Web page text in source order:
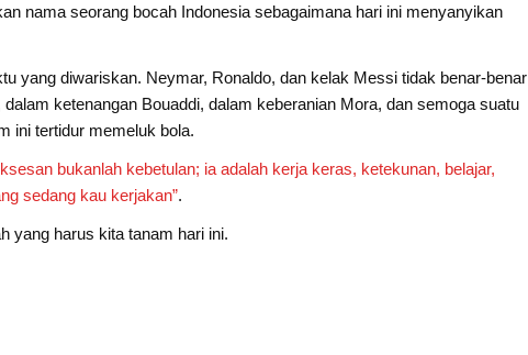
nama seorang bocah Indonesia sebagaimana hari ini menyanyikan
yang diwariskan. Neymar, Ronaldo, dan kelak Messi tidak benar-benar
ketenangan Bouaddi, dalam keberanian Mora, dan semoga suatu
ini tertidur memeluk bola.
bukanlah kebetulan; ia adalah kerja keras, ketekunan, belajar,
sedang kau kerjakan”.
yang harus kita tanam hari ini.